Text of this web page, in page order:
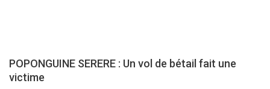
POPONGUINE SERERE : Un vol de bétail fait une
victime